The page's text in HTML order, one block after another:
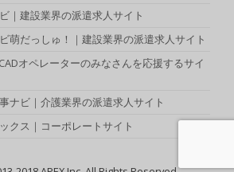
｜建設業界の派遣求人サイト
萌だっしゅ！｜建設業界の派遣求人サイト
オペレーターのみなさんを応援するサイ
ナビ｜介護業界の派遣求人サイト
クス｜コーポレートサイト